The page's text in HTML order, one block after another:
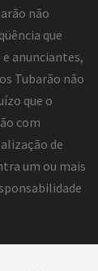
não
que
anunciantes,
Tubarão não
que o
com
de
um ou mais